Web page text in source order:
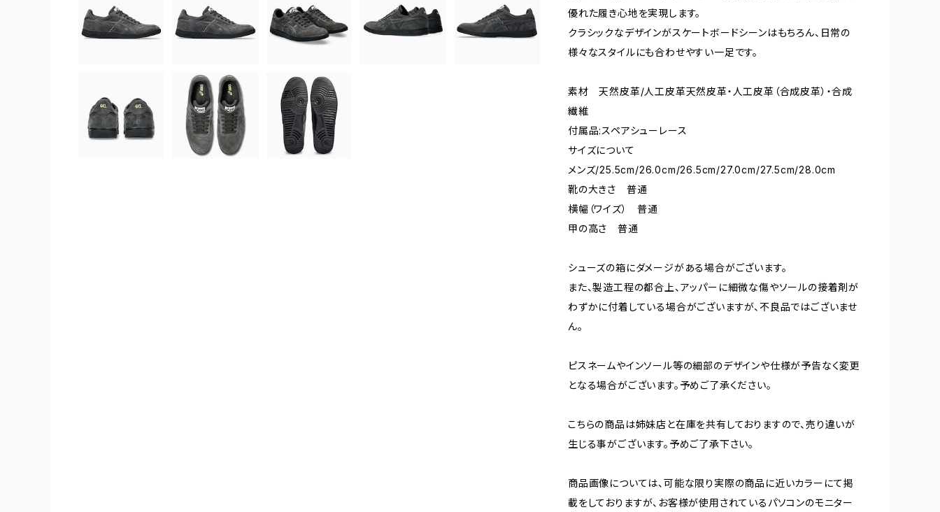
優れた履き心地を実現します。
クラシックなデザインがスケートボードシーンはもちろん、日常の
様々なスタイルにも合わせやすい一足です。
素材 天然皮革/人工皮革天然皮革・人工皮革（合成皮革）・合成
繊維
付属品:スペアシューレース
サイズについて
メンズ/25.5cm/26.0cm/26.5cm/27.0cm/27.5cm/28.0cm
靴の大きさ 普通
横幅（ワイズ） 普通
甲の高さ 普通
シューズの箱にダメージがある場合がございます。
また、製造工程の都合上、アッパーに細微な傷やソールの接着剤が
わずかに付着している場合がございますが、不良品ではございませ
ん。
ピスネームやインソール等の細部のデザインや仕様が予告なく変更
となる場合がございます。予めご了承ください。
こちらの商品は姉妹店と在庫を共有しておりますので、売り違いが
生じる事がございます。予めご了承下さい。
商品画像については、可能な限り実際の商品に近いカラーにて掲
載をしておりますが、お客様が使用されているパソコンのモニター